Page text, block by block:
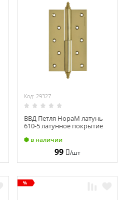
Код: 29327
ВВД Петля НораМ латунь
610-5 латунное покрытие
в наличии
99 /шт